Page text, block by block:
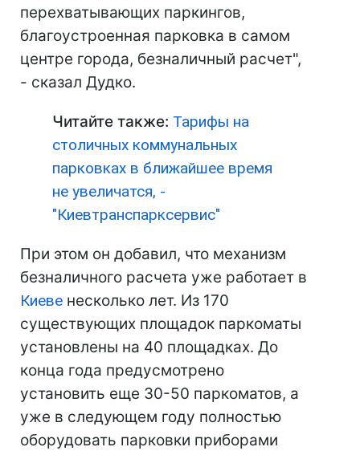
перехватывающих паркингов,
благоустроенная парковка в самом
центре города, безналичный расчет",
- сказал Дудко.
Читайте также: Тарифы на
столичных коммунальных
парковках в ближайшее время
не увеличатся, -
"Киевтранспарксервис"
При этом он добавил, что механизм
безналичного расчета уже работает в
Киеве несколько лет. Из 170
существующих площадок паркоматы
установлены на 40 площадках. До
конца года предусмотрено
установить еще 30-50 паркоматов, а
уже в следующем году полностью
оборудовать парковки приборами